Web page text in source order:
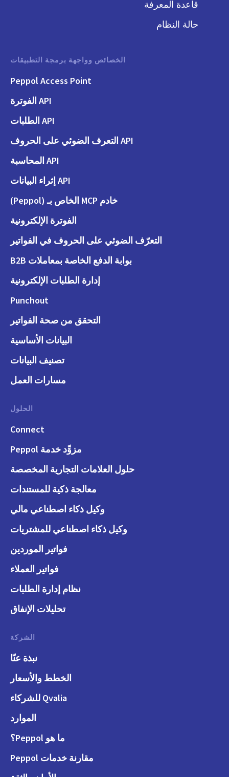
قاعدة المعرفة
حالة النظام
الخصائص وواجهة برمجة التطبيقات
Peppol Access Point
API الفوترة
API الطلبات
API التعرف الضوئي على الحروف
API المحاسبة
API إثراء البيانات
خادم MCP الخاص بـ (Peppol)
الفوترة الإلكترونية
التعرّف الضوئي على الحروف في الفواتير
بوابة الدفع الخاصة بمعاملات B2B
إدارة الطلبات الإلكترونية
Punchout
التحقق من صحة الفواتير
البيانات الأساسية
تصنيف البيانات
مسارات العمل
الحلول
Connect
مزوِّد خدمة Peppol
حلول العلامات التجارية المخصصة
معالجة ذكية للمستندات
وكيل ذكاء اصطناعي مالي
وكيل ذكاء اصطناعي للمشتريات
فواتير الموردين
فواتير العملاء
نظام إدارة الطلبات
تحليلات الإنفاق
الشركة
نبذة عنّا
الخطط والأسعار
Qvalia للشركاء
الموارد
ما هو Peppol؟
مقارنة خدمات Peppol